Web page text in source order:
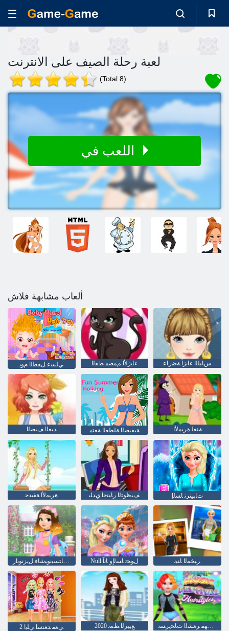
لعبة رحلة الصيف على الانترنت
(Total 8)
ألعاب مشابهة فلاش
ﻲﻠﺴﻋ ﻞﻔﻄﻟﺍ ﻡﻮﻳ ءﺎﻳﺯﻷ ﺍ ﻢﻤﺼﻣ ﻂﻘﻟﺍ ﺱﺎﺒﻠﻟﺍ ءﺎﻳﺯﺃ ﺔﺿﺭﺎﻋ
ﺪﻴﻌﻟﺍ ﻒﻴﺼﻟﺍ ﺔﻴﻔﻴﺼﻟﺍ ﺔﻠﻄﻌﻟﺍ ﺔﻌﺘﻣ ﺔﻨﻌﻟ ﺓﺮﻴﻣﻷ ﺍ
ﺓﺮﻴﻣﻷ ﺍ ﺔﻘﻳﺪﺣ ﻒﻴﻇﻮﺘﻟﺍ ﺭﺎﺒﺘﺧﺍ ﻱﺪﻠﺑ ﺕﺎﺒﻴﺗﺮﺗ ﺎﺴﻟﺇ
ﺏﺎﻫﺬﻟﺍ ﻰﻠﻋ ﺎﺘﺴﻴﻧﻮﻴﺷﺎﻓ ﻞﻳﺰﻧﻮﺑﺍﺭ Null ﻝﻮﺤﺗ ﺎﺴﻟﺇﻭ ﺎﻧﺁ ﺮﺒﺨﻤﻟﺍ ﺎﻨﻴﻧ
2 ﻲﻌﻣ ﺪﻌﺘﺳﺍ ﻲﻠﻳﺍ ﻊﻴﺑﺮﻟﺍ ﻂﻤﻧ 2020 ﻰﻘﻴﺳﻮﻤﻟﺍ ﻥﺎﺟﺮﻬﻣ ﺮﻌﺸﻟﺍ ﺕﺎﺤﻳﺮﺴﺗ